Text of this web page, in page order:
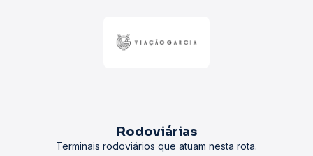
Rodoviárias
Terminais rodoviários que atuam nesta rota.